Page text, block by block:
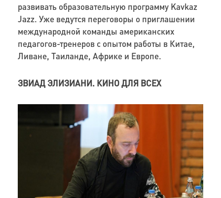
развивать образовательную программу Kavkaz
Jazz. Уже ведутся переговоры о приглашении
международной команды американских
педагогов-тренеров с опытом работы в Китае,
Ливане, Таиланде, Африке и Европе.
ЗВИАД ЭЛИЗИАНИ. КИНО ДЛЯ ВСЕХ